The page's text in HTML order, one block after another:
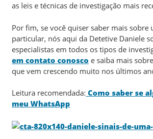
as leis e técnicas de investigação mais
Por fim, se você quiser saber mais sobre
particular, nós aqui da Detetive Daniele
especialistas em todos os tipos de
em contato conosco e saiba mais
que vem crescendo muito nos últimos
Leitura recomendada: Como saber se
meu WhatsApp